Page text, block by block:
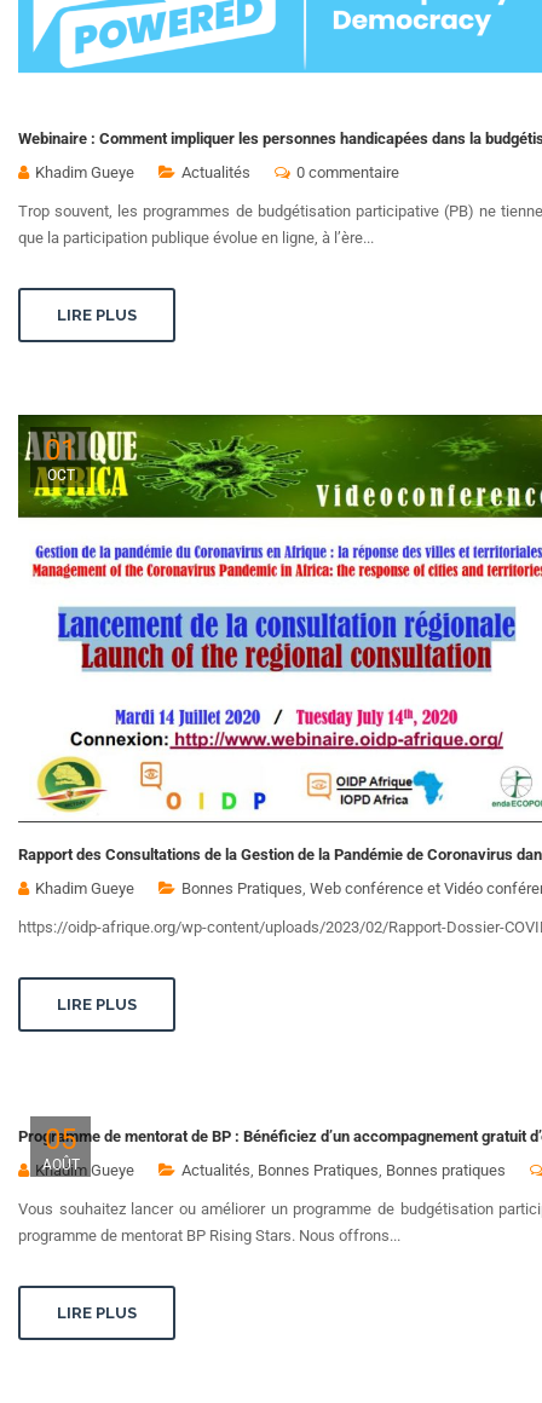
Webinaire : Comment impliquer les personnes handicapées dans la
Khadim Gueye
Actualités 0 commentaire
Trop souvent, les programmes de budgétisation participative (PB) ne
que la participation publique évolue en ligne, à l’ère...
LIRE PLUS
01
OCT
Rapport des Consultations de la Gestion de la Pandémie de Coronavirus
Khadim Gueye
Bonnes Pratiques Web conférence et Vidéo
https://oidp-afrique.org/wp-content/uploads/2023/02/Rapport-Dossier-
LIRE PLUS
05
AOÛT
Programme de mentorat de BP : Bénéficiez d’un accompagnement gratuit
Khadim Gueye
Actualités Bonnes Pratiques Bonnes pratiques
Vous souhaitez lancer ou améliorer un programme de budgétisation
programme de mentorat BP Rising Stars. Nous offrons...
LIRE PLUS